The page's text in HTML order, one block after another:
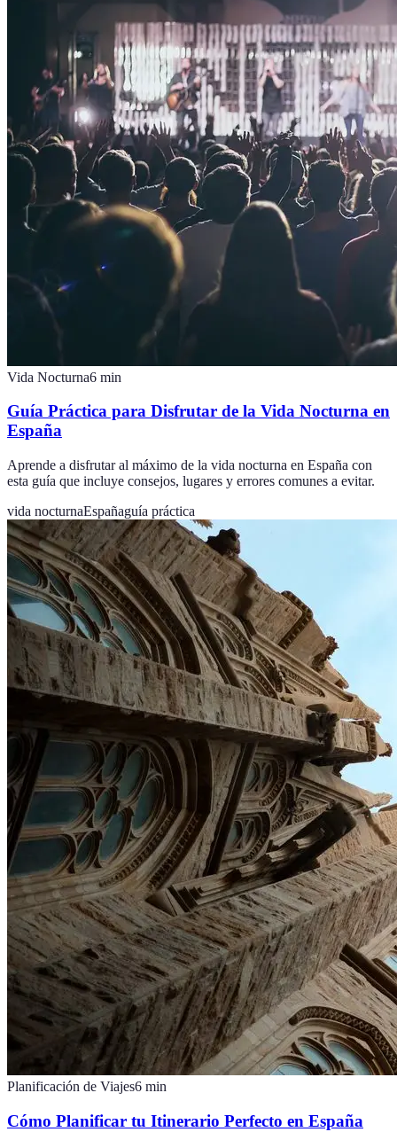
Vida Nocturna6 min
Guía Práctica para Disfrutar de la Vida Nocturna en
España
Aprende a disfrutar al máximo de la vida nocturna en España con
esta guía que incluye consejos, lugares y errores comunes a evitar.
vida nocturnaEspañaguía práctica
Planificación de Viajes6 min
Cómo Planificar tu Itinerario Perfecto en España